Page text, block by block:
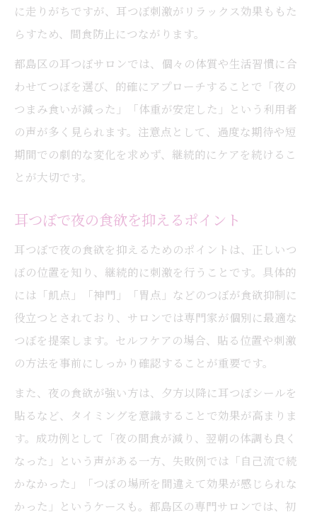
に走りがちですが、耳つぼ刺激がリラックス効果ももた
らすため、間食防止につながります。
都島区の耳つぼサロンでは、個々の体質や生活習慣に合
わせてつぼを選び、的確にアプローチすることで「夜の
つまみ食いが減った」「体重が安定した」という利用者
の声が多く見られます。注意点として、過度な期待や短
期間での劇的な変化を求めず、継続的にケアを続けるこ
とが大切です。
耳つぼで夜の食欲を抑えるポイント
耳つぼで夜の食欲を抑えるためのポイントは、正しいつ
ぼの位置を知り、継続的に刺激を行うことです。具体的
には「飢点」「神門」「胃点」などのつぼが食欲抑制に
役立つとされており、サロンでは専門家が個別に最適な
つぼを提案します。セルフケアの場合、貼る位置や刺激
の方法を事前にしっかり確認することが重要です。
また、夜の食欲が強い方は、夕方以降に耳つぼシールを
貼るなど、タイミングを意識することで効果が高まりま
す。成功例として「夜の間食が減り、翌朝の体調も良く
なった」という声がある一方、失敗例では「自己流で続
かなかった」「つぼの場所を間違えて効果が感じられな
かった」というケースも。都島区の専門サロンでは、初